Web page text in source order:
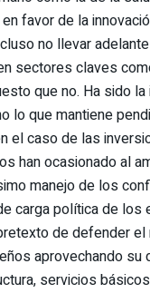
favor de la
no llevar
sectores claves
que no. Ha sido
lo que mantiene
el caso de las
han ocasionado al
manejo de los
carga política de los
de defender el
aprovechando
servicios